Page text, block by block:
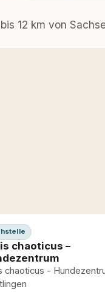
12 km von
chaoticus –
- Hundezentrum in